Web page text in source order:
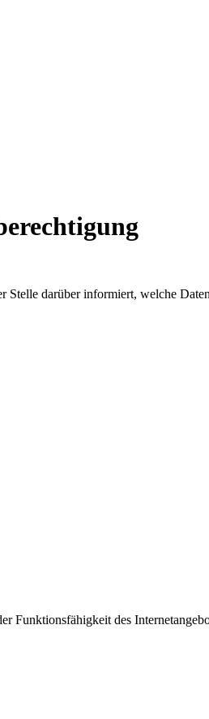
darüber informiert, welche
des